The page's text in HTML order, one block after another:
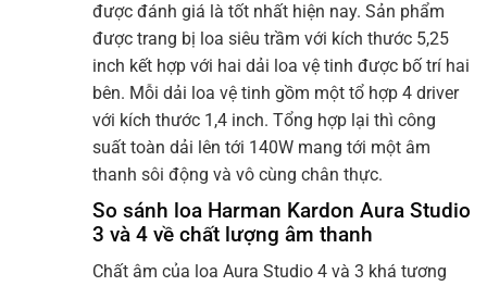
được đánh giá là tốt nhất hiện nay. Sản phẩm
được trang bị loa siêu trầm với kích thước 5,25
inch kết hợp với hai dải loa vệ tinh được bố trí hai
bên. Mỗi dải loa vệ tinh gồm một tổ hợp 4 driver
với kích thước 1,4 inch. Tổng hợp lại thì công
suất toàn dải lên tới 140W mang tới một âm
thanh sôi động và vô cùng chân thực.
So sánh loa Harman Kardon Aura Studio
3 và 4 về chất lượng âm thanh
Chất âm của loa Aura Studio 4 và 3 khá tương